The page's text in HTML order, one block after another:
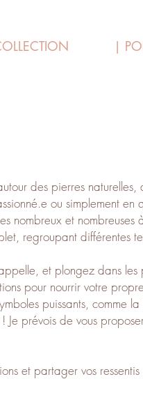
|
des pierres
ou simplement
nombreux et
regroupant différentes
et plongez dans les
pour nourrir votre
puissants,
Je prévois de vous
et partager vos